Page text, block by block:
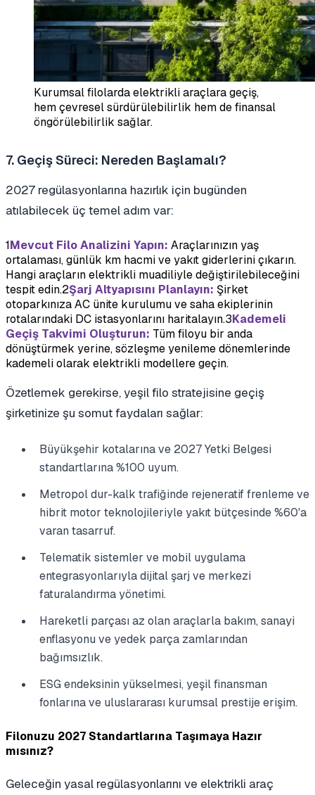
Kurumsal filolarda elektrikli araçlara geçiş,
hem çevresel sürdürülebilirlik hem de finansal
öngörülebilirlik sağlar.
7. Geçiş Süreci: Nereden Başlamalı?
2027 regülasyonlarına hazırlık için bugünden
atılabilecek üç temel adım var:
1Mevcut Filo Analizini Yapın: Araçlarınızın yaş
ortalaması, günlük km hacmi ve yakıt giderlerini çıkarın.
Hangi araçların elektrikli muadiliyle değiştirilebileceğini
tespit edin.2Şarj Altyapısını Planlayın: Şirket
otoparkınıza AC ünite kurulumu ve saha ekiplerinin
rotalarındaki DC istasyonlarını haritalayın.3Kademeli
Geçiş Takvimi Oluşturun: Tüm filoyu bir anda
dönüştürmek yerine, sözleşme yenileme dönemlerinde
kademeli olarak elektrikli modellere geçin.
Özetlemek gerekirse, yeşil filo stratejisine geçiş
şirketinize şu somut faydaları sağlar:
Büyükşehir kotalarına ve 2027 Yetki Belgesi
standartlarına %100 uyum.
Metropol dur-kalk trafiğinde rejeneratif frenleme ve
hibrit motor teknolojileriyle yakıt bütçesinde %60'a
varan tasarruf.
Telematik sistemler ve mobil uygulama
entegrasyonlarıyla dijital şarj ve merkezi
faturalandırma yönetimi.
Hareketli parçası az olan araçlarla bakım, sanayi
enflasyonu ve yedek parça zamlarından
bağımsızlık.
ESG endeksinin yükselmesi, yeşil finansman
fonlarına ve uluslararası kurumsal prestije erişim.
Filonuzu 2027 Standartlarına Taşımaya Hazır
mısınız?
Geleceğin yasal regülasyonlarını ve elektrikli araç